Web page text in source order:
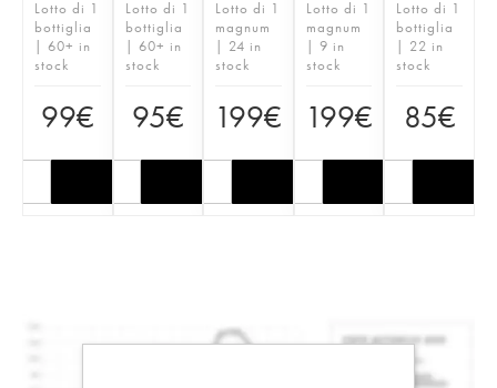
Lotto di 1
bottiglia
| 60+ in
stock
99€
Lotto di 1
bottiglia
| 60+ in
stock
95€
Lotto di 1
magnum
| 24 in
stock
199€
Lotto di 1
magnum
| 9 in
stock
199€
Lotto di 1
bottiglia
| 22 in
stock
85€